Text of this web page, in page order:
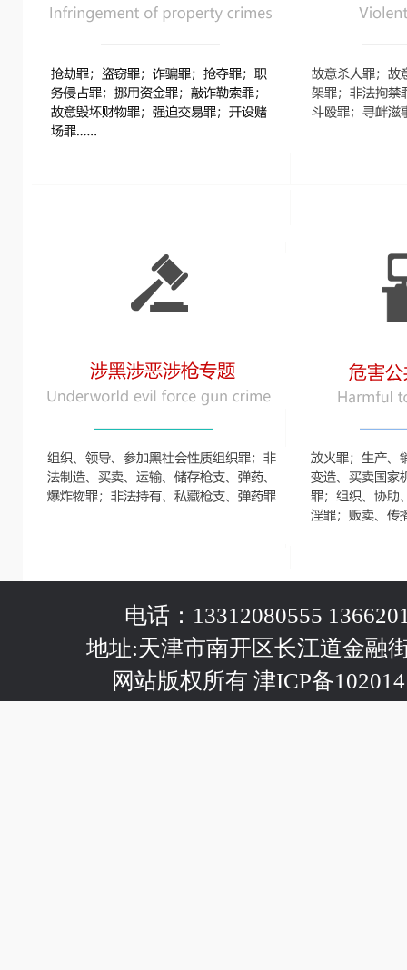
电话：13312080555
地址:天津市南开区长江道金融
网站版权所有 津ICP备